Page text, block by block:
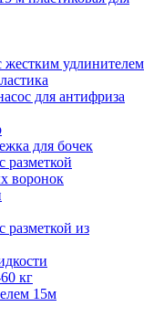
удлинителем
для антифриза
для бочек
разметкой
воронок
разметкой из
кг
15м